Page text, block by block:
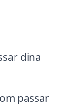
dina
passar